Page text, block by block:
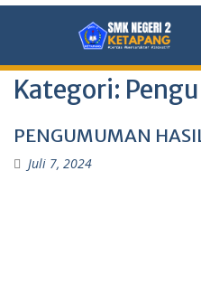
Kategori:
PENGUMUMAN
Juli 7, 2024